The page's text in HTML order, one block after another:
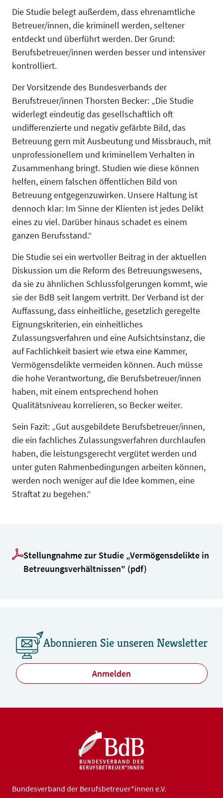
Die Studie belegt außerdem, dass ehrenamtliche
Betreuer/innen, die kriminell werden, seltener
entdeckt und überführt werden. Der Grund:
Berufsbetreuer/innen werden besser und intensiver
kontrolliert.
Der Vorsitzende des Bundesverbands der
Berufstreuer/innen Thorsten Becker: „Die Studie
widerlegt eindeutig das gesellschaftlich oft
undifferenzierte und negativ gefärbte Bild, das
Betreuung gern mit Ausbeutung und Missbrauch, mit
unprofessionellem und kriminellem Verhalten in
Zusammenhang bringt. Studien wie diese können
helfen, einem falschen öffentlichen Bild von
Betreuung entgegenzuwirken. Unsere Haltung ist
dennoch klar: Im Sinne der Klienten ist jedes Delikt
eines zu viel. Darüber hinaus schadet es einem
ganzen Berufsstand.“
Die Studie sei ein wertvoller Beitrag in der aktuellen
Diskussion um die Reform des Betreuungswesens,
da sie zu ähnlichen Schlussfolgerungen kommt, wie
sie der BdB seit langem vertritt. Der Verband ist der
Auffassung, dass einheitliche, gesetzlich geregelte
Eignungskriterien, ein einheitliches
Zulassungsverfahren und eine Aufsichtsinstanz, die
auf Fachlichkeit basiert wie etwa eine Kammer,
Vermögensdelikte vermeiden können. Auch müsse
die hohe Verantwortung, die Berufsbetreuer/innen
haben, mit einem entsprechend hohen
Qualitätsniveau korrelieren, so Becker weiter.
Sein Fazit: „Gut ausgebildete Berufsbetreuer/innen,
die ein fachliches Zulassungsverfahren durchlaufen
haben, die leistungsgerecht vergütet werden und
unter guten Rahmenbedingungen arbeiten können,
werden noch weniger auf die Idee kommen, eine
Straftat zu begehen.“
Stellungnahme zur Studie „Vermögensdelikte in
Betreuungsverhältnissen" (pdf)
Abonnieren Sie unseren Newsletter
Anmelden
Bundesverband der Berufsbetreuer*innen e.V.